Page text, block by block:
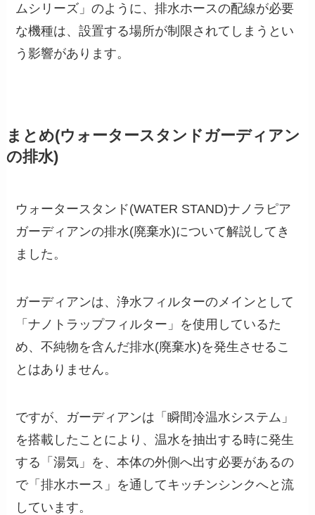
ムシリーズ」のように、排水ホースの配線が必要
な機種は、設置する場所が制限されてしまうとい
う影響があります。
まとめ(ウォータースタンドガーディアン
の排水)
ウォータースタンド(WATER STAND)ナノラピア
ガーディアンの排水(廃棄水)について解説してき
ました。
ガーディアンは、浄水フィルターのメインとして
「ナノトラップフィルター」を使用しているた
め、不純物を含んだ排水(廃棄水)を発生させるこ
とはありません。
ですが、ガーディアンは「瞬間冷温水システム」
を搭載したことにより、温水を抽出する時に発生
する「湯気」を、本体の外側へ出す必要があるの
で「排水ホース」を通してキッチンシンクへと流
しています。